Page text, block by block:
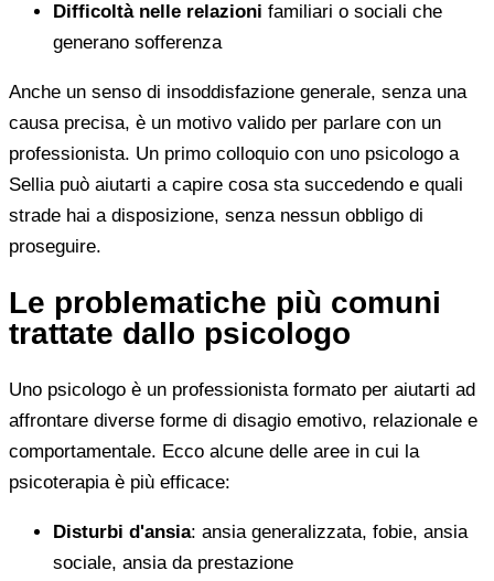
Difficoltà nelle relazioni familiari o sociali che
generano sofferenza
Anche un senso di insoddisfazione generale, senza una
causa precisa, è un motivo valido per parlare con un
professionista. Un primo colloquio con uno psicologo a
Sellia può aiutarti a capire cosa sta succedendo e quali
strade hai a disposizione, senza nessun obbligo di
proseguire.
Le problematiche più comuni
trattate dallo psicologo
Uno psicologo è un professionista formato per aiutarti ad
affrontare diverse forme di disagio emotivo, relazionale e
comportamentale. Ecco alcune delle aree in cui la
psicoterapia è più efficace:
Disturbi d'ansia: ansia generalizzata, fobie, ansia
sociale, ansia da prestazione